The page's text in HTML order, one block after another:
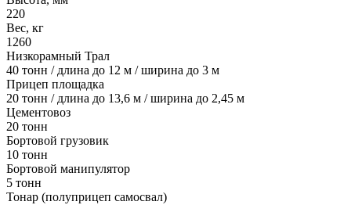
220
Вес, кг
1260
Низкорамный Трал
40 тонн / длина до 12 м / ширина до 3 м
Прицеп площадка
20 тонн / длина до 13,6 м / ширина до 2,45 м
Цементовоз
20 тонн
Бортовой грузовик
10 тонн
Бортовой манипулятор
5 тонн
Тонар (полуприцеп самосвал)